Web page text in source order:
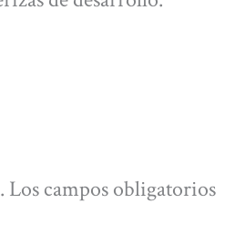
Los campos obligatorios